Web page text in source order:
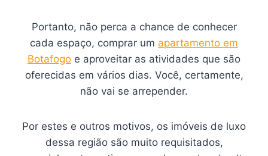
Portanto, não perca a chance de conhecer
cada espaço, comprar um apartamento em
Botafogo e aproveitar as atividades que são
oferecidas em vários dias. Você, certamente,
não vai se arrepender.
Por estes e outros motivos, os imóveis de luxo
dessa região são muito requisitados,